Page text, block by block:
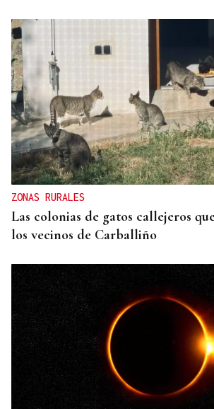
"EN COORDINACIÓN CON EL GOBIERNO"
El PSOE garantiza que Felipe VI
“cuando sea oportuno”
ZONAS RURALES
Las colonias de gatos callejeros
los vecinos de Carballiño